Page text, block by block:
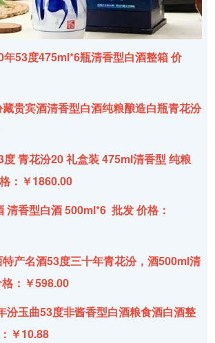
年53度475ml*6瓶清香型白酒整箱 价
贵宾酒清香型白酒纯粮酿造白瓶青花汾
青花汾20 礼盒装 475ml清香型 纯粮
：￥1860.00
清香型白酒 500ml*6 批发 价格：
产名酒53度三十年青花汾，酒500ml清
：￥598.00
汾玉曲53度非酱香型白酒粮食酒白酒整
￥10.88